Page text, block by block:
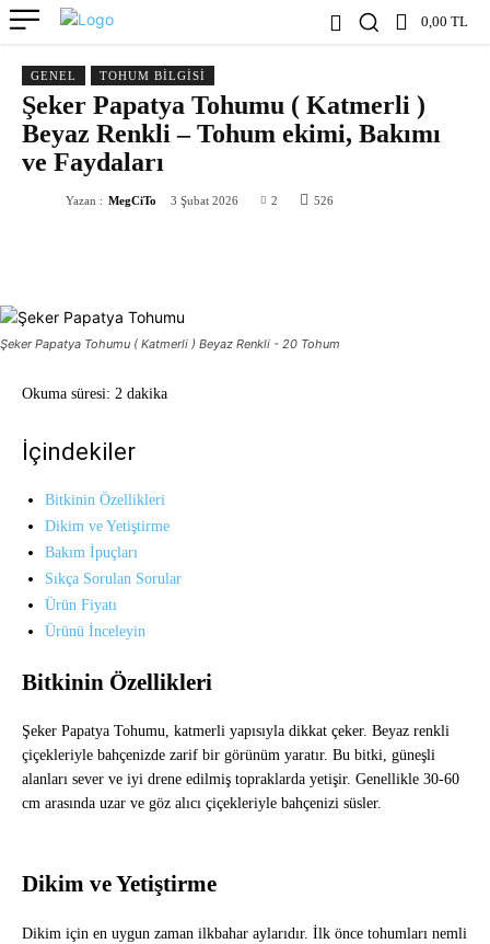
0,00 TL
GENEL TOHUM BILGISI
Şeker Papatya Tohumu ( Katmerli )
Beyaz Renkli – Tohum ekimi, Bakımı
ve Faydaları
Yazan : MegCiTo 3 Şubat 2026 2 526
Şeker Papatya Tohumu ( Katmerli ) Beyaz Renkli - 20 Tohum
Okuma süresi: 2 dakika
İçindekiler
Bitkinin Özellikleri
Dikim ve Yetiştirme
Bakım İpuçları
Sıkça Sorulan Sorular
Ürün Fiyatı
Ürünü İnceleyin
Bitkinin Özellikleri
Şeker Papatya Tohumu, katmerli yapısıyla dikkat çeker. Beyaz renkli
çiçekleriyle bahçenizde zarif bir görünüm yaratır. Bu bitki, güneşli
alanları sever ve iyi drene edilmiş topraklarda yetişir. Genellikle 30-60
cm arasında uzar ve göz alıcı çiçekleriyle bahçenizi süsler.
Dikim ve Yetiştirme
Dikim için en uygun zaman ilkbahar aylarıdır. İlk önce tohumları nemli